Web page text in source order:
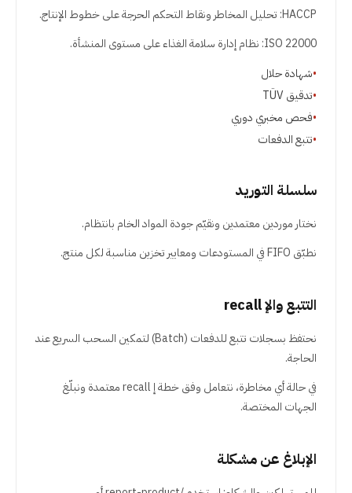
HACCP: تحليل المخاطر ونقاط التحكم الحرجة على خطوط الإنتاج.
ISO 22000: نظام إدارة سلامة الغذاء على مستوى المنشأة.
•شهادة حلال
•تدقيق TÜV
•فحص مخبري دوري
•تتبع الدفعات
سلسلة التوريد
نختار موردين معتمدين ونقيّم جودة المواد الخام بانتظام.
نطبّق FIFO في المستودعات ومعايير تخزين مناسبة لكل منتج.
التتبع والإ recall
نحتفظ بسجلات تتبع للدفعات (Batch) لتمكين السحب السريع عند
الحاجة.
في حالة أي مخاطرة، نتعامل وفق خطة إ recall معتمدة ونبلّغ
الجهات المختصة.
الإبلاغ عن مشكلة